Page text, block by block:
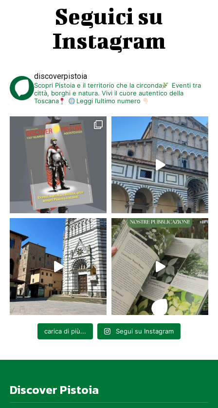
Seguici su
Instagram
discoverpistoia
Scopri Pistoia e il territorio che la circonda
Eventi tra
città, borghi e natura. Vivi il cuore autentico della
Toscana
Leggi l’ultimo numero
carica di più... Segui su Instagram
Discover Pistoia